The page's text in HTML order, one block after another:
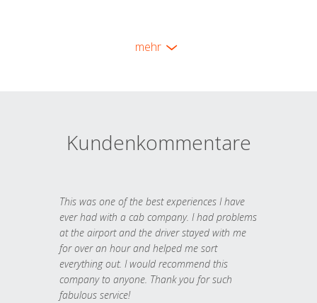
mehr
Kundenkommentare
This was one of the best experiences I have
ever had with a cab company. I had problems
at the airport and the driver stayed with me
for over an hour and helped me sort
everything out. I would recommend this
company to anyone. Thank you for such
fabulous service!